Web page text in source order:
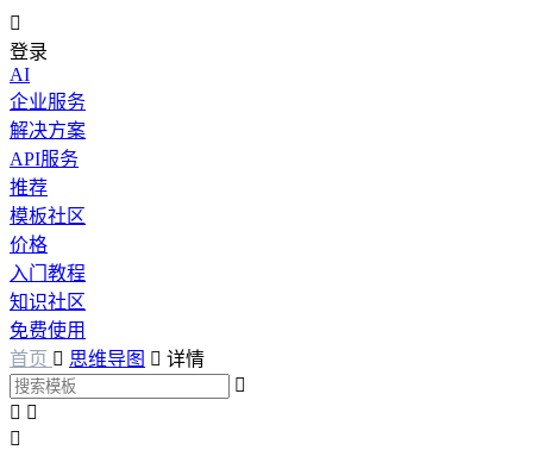

登录
AI
企业服务
解决方案
API服务
推荐
模板社区
价格
入门教程
知识社区
免费使用
首页  思维导图  详情

 
